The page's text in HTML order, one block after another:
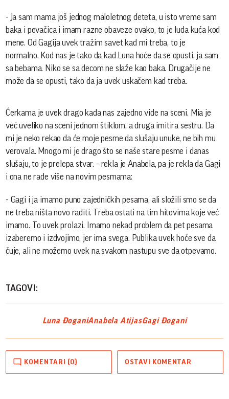
- Ja sam mama još jednog maloletnog deteta, u isto vreme sam
baka i pevačica i imam razne obaveze ovako, to je luda kuća kod
mene. Od Gagija uvek tražim savet kad mi treba, to je
normalno. Kod nas je tako da kad Luna hoće da se opusti, ja sam
sa bebama. Niko se sa decom ne slaže kao baka. Drugačije ne
može da se opusti, tako da ja uvek uskačem kad treba.
Ćerkama je uvek drago kada nas zajedno vide na sceni. Mia je
već uveliko na sceni jednom štiklom, a druga imitira sestru. Da
mi je neko rekao da će moje pesme da slušaju unuke, ne bih mu
verovala. Mnogo mi je drago što se naše stare pesme i danas
slušaju, to je prelepa stvar. - rekla je Anabela, pa je rekla da Gagi
i ona ne rade više na novim pesmama:
- Gagi i ja imamo puno zajedničkih pesama, ali složili smo se da
ne treba ništa novo raditi. Treba ostati na tim hitovima koje već
imamo. To uvek prolazi. Imamo nekad problem da pet pesama
izaberemo i izdvojimo, jer ima svega. Publika uvek hoće sve da
čuje, ali ne možemo uvek na svakom nastupu sve da otpevamo.
TAGOVI:
Luna ĐoganiAnabela AtijasGagi Đogani
KOMENTARI (0) OSTAVI KOMENTAR